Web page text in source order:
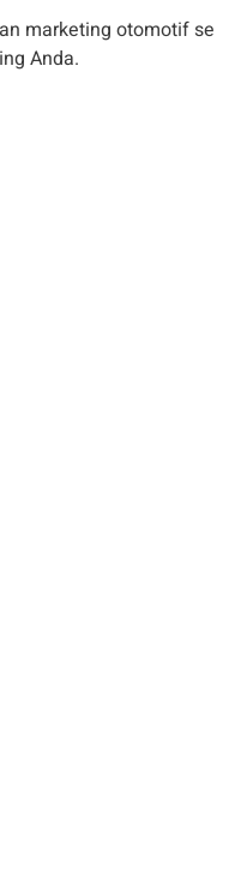
marketing otomotif se
Anda.